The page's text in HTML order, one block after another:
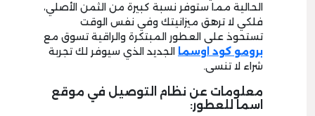
الحالية مما ستوفر نسبة كبيرة من الثمن الأصلي،
فلكي لا ترهق ميزانيتك وفي نفس الوقت
تستحوذ على العطور المبتكرة والراقية تسوق مع
برومو كود اوسما الجديد الذي سيوفر لك تجربة
شراء لا تنسى.
معلومات عن نظام التوصيل في موقع
اسما للعطور: